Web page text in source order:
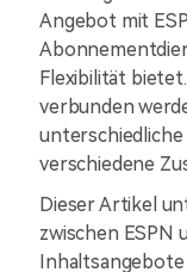
Angebot mit
Flexibilität
verbunden
verschiedene
Dieser Artikel
zwischen ESPN
Inhaltsangebote